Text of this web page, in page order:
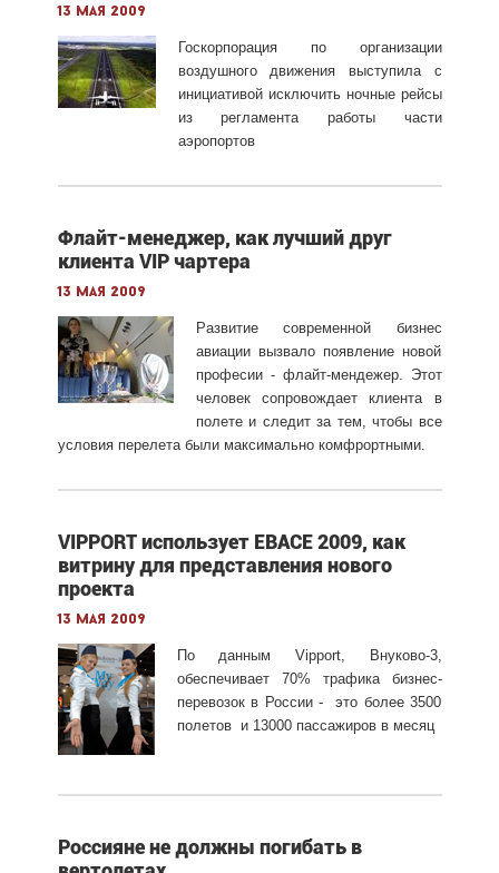
13 мая 2009
Госкорпорация по организации
воздушного движения выступила с
инициативой исключить ночные рейсы
из регламента работы части
аэропортов
Флайт-менеджер, как лучший друг
клиента VIP чартера
13 мая 2009
Развитие современной бизнес
авиации вызвало появление новой
професии - флайт-мендежер. Этот
человек сопровождает клиента в
полете и следит за тем, чтобы все
условия перелета были максимально комфрортными.
VIPPORT использует EBACE 2009, как
витрину для представления нового
проекта
13 мая 2009
По данным Vipport, Внуково-3,
обеспечивает 70% трафика бизнес-
перевозок в России - это более 3500
полетов и 13000 пассажиров в месяц
Россияне не должны погибать в